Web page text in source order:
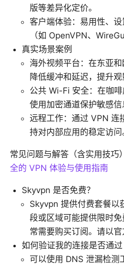
版等差异化定价。
客户端体验：易用性、
（如 OpenVPN、
真实场景案例
海外视频平台：在东亚
降低缓冲和延迟，提升观
公共 Wi-Fi 安全：在咖
使用加密通道保护敏感信
远程工作：通过 VPN 连
持对内部应用的稳定访问
常见问题与解答（含实用技巧
全的 VPN 体验与使用指南
Skyvpn 是否免费？
Skyvpn 提供付费套餐以
段或区域可能提供限时
常需要购买订阅。请以官
如何验证我的连接是否通过
可以使用 DNS 泄漏检测